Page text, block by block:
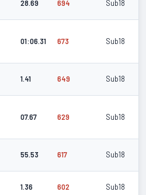
28.69 694 Sub18
01:06.31 673 Sub18
1.41 649 Sub18
07.67 629 Sub18
55.53 617 Sub18
1.36 602 Sub18